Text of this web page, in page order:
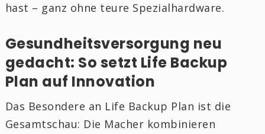
hast – ganz ohne teure Spezialhardware.
Gesundheitsversorgung neu
gedacht: So setzt Life Backup
Plan auf Innovation
Das Besondere an Life Backup Plan ist die
Gesamtschau: Die Macher kombinieren